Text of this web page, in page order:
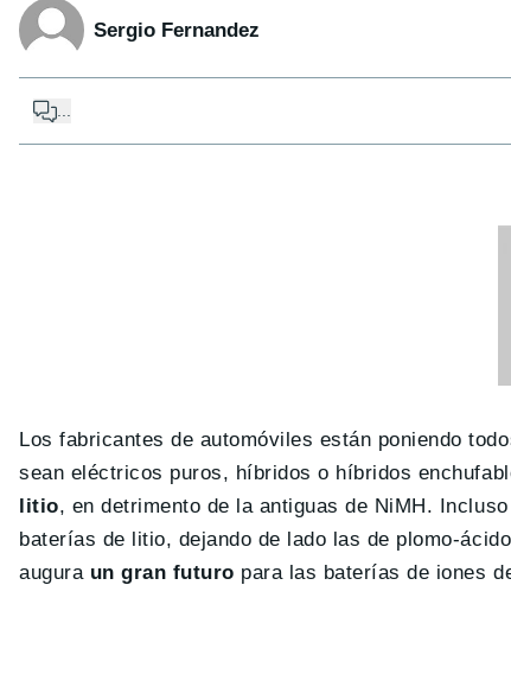
Sergio Fernandez
...
Los fabricantes de automóviles están poniendo
sean eléctricos puros, híbridos o híbridos
litio, en detrimento de la antiguas de NiMH.
baterías de litio, dejando de lado las de plomo-
augura un gran futuro para las baterías de iones